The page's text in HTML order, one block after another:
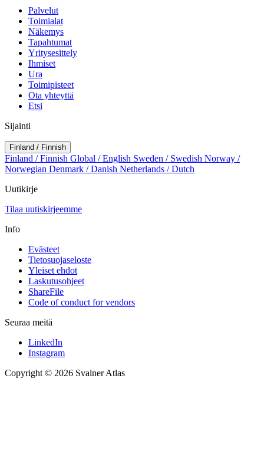
Palvelut
Toimialat
Näkemys
Tapahtumat
Yritysesittely
Ihmiset
Ura
Toimipisteet
Ota yhteyttä
Etsi
Sijainti
Finland / Finnish
Finland / Finnish Global / English Sweden / Swedish Norway /
Norwegian Denmark / Danish Netherlands / Dutch
Uutikirje
Tilaa uutiskirjeemme
Info
Evästeet
Tietosuojaseloste
Yleiset ehdot
Laskutusohjeet
ShareFile
Code of conduct for vendors
Seuraa meitä
LinkedIn
Instagram
Copyright © 2026 Svalner Atlas